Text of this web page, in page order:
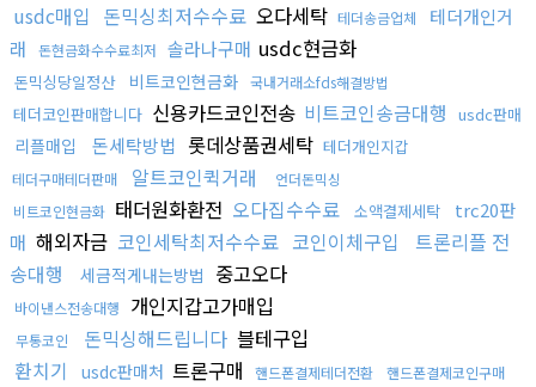
usdc매입 돈믹싱최저수수료 오다세탁 테더송금업체
테더개인거
래
돈현금화수수료최저 솔라나구매 usdc현금화
돈믹싱당일정산 비트코인현금화 국내거래소fds해결방법
테더코인판매합니다 신용카드코인전송 비트코인송금대행 usdc판매
리플매입 돈세탁방법 롯데상품권세탁 테더개인지갑
테더구매테더판매 알트코인퀵거래
언더돈믹싱
비트코인현금화 태더원화환전 오다집수수료 소액결제세탁
trc20판
매 해외자금 코인세탁최저수수료 코인이체구입
트론리플 전
송대행
세금적게내는방법 중고오다
바이낸스전송대행 개인지갑고가매입
무통코인 돈믹싱해드립니다 블테구입
환치기
usdc판매처 트론구매 핸드폰결제테더전환 핸드폰결제코인구매